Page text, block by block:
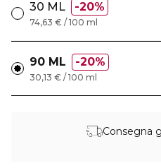
30 ML 20%
74,63 € / 100 ml
90 ML 20%
30,13 € / 100 ml
Consegna